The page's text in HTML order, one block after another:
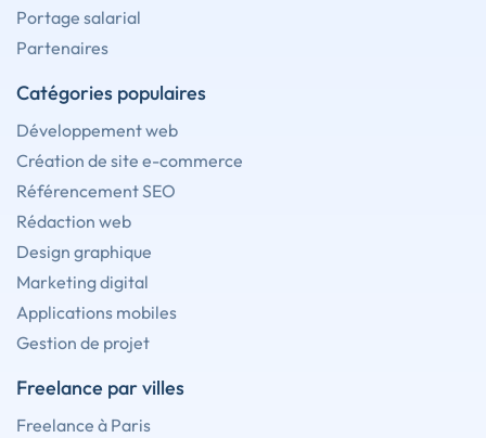
Portage salarial
Partenaires
Catégories populaires
Développement web
Création de site e-commerce
Référencement SEO
Rédaction web
Design graphique
Marketing digital
Applications mobiles
Gestion de projet
Freelance par villes
Freelance à Paris